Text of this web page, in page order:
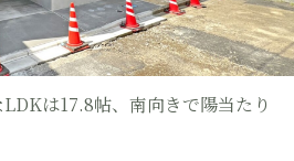
は17.8帖、南向きで陽当たり